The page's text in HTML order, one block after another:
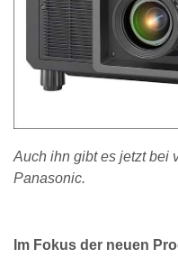
Auch ihn gibt es jetzt bei
Panasonic.
Im Fokus der neuen